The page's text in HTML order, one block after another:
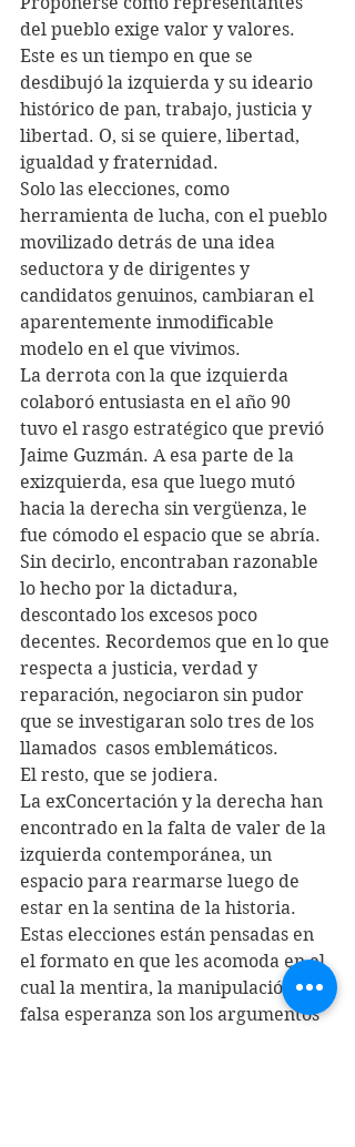
del pueblo exige valor y valores.
Este es un tiempo en que se
desdibujó la izquierda y su ideario
histórico de pan, trabajo, justicia y
libertad. O, si se quiere, libertad,
igualdad y fraternidad.
Solo las elecciones, como
herramienta de lucha, con el pueblo
movilizado detrás de una idea
seductora y de dirigentes y
candidatos genuinos, cambiaran el
aparentemente inmodificable
modelo en el que vivimos.
La derrota con la que izquierda
colaboró entusiasta en el año 90
tuvo el rasgo estratégico que previó
Jaime Guzmán. A esa parte de la
exizquierda, esa que luego mutó
hacia la derecha sin vergüenza, le
fue cómodo el espacio que se abría.
Sin decirlo, encontraban razonable
lo hecho por la dictadura,
descontado los excesos poco
decentes. Recordemos que en lo que
respecta a justicia, verdad y
reparación, negociaron sin pudor
que se investigaran solo tres de los
llamados  casos emblemáticos.
El resto, que se jodiera.
La exConcertación y la derecha han
encontrado en la falta de valer de la
izquierda contemporánea, un
espacio para rearmarse luego de
estar en la sentina de la historia.
Estas elecciones están pensadas en
el formato en que les acomoda en el
cual la mentira, la manipulación y la
falsa esperanza son los argumentos